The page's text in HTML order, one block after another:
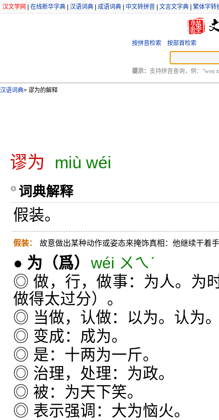
汉文学网 在线新华字典 汉语词典 成语词典 中文转拼音 文言文字典 繁体字转
按拼音检索 按部首检索
提示： 支持拼音查询，例：“wen
汉语词典> 谬为的解释
谬为 miù wéi
词典解释
假装。
假装： 故意做出某种动作或姿态来掩饰真相：他继续干着
● 为 （爲） wéi ㄨㄟˊ
◎ 做，行，做事：为人。为
做得太过分）。
◎ 当做，认做：以为。认为
◎ 变成：成为。
◎ 是：十两为一斤。
◎ 治理，处理：为政。
◎ 被：为天下笑。
◎ 表示强调：大为恼火。